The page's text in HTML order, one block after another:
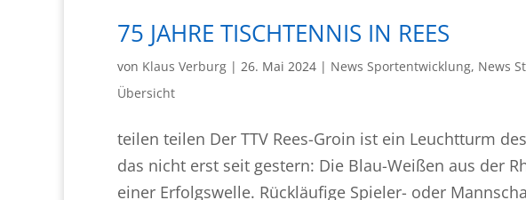
75 JAHRE TISCHTENNIS IN REES
von Klaus Verburg | 26. Mai 2024 | News Sportentwicklung, News
Übersicht
teilen teilen Der TTV Rees-Groin ist ein Leuchtturm
das nicht erst seit gestern: Die Blau-Weißen aus der
einer Erfolgswelle. Rückläufige Spieler- oder